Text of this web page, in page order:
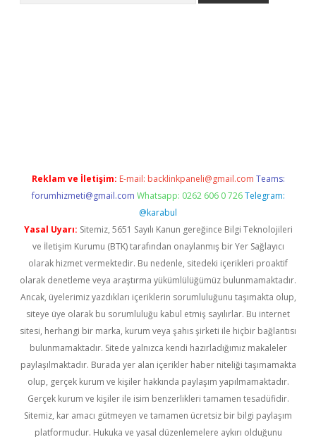
Reklam ve İletişim: E-mail: backlinkpaneli@gmail.com Teams:
forumhizmeti@gmail.com Whatsapp: 0262 606 0 726 Telegram:
@karabul
Yasal Uyarı: Sitemiz, 5651 Sayılı Kanun gereğince Bilgi Teknolojileri
ve İletişim Kurumu (BTK) tarafından onaylanmış bir Yer Sağlayıcı
olarak hizmet vermektedir. Bu nedenle, sitedeki içerikleri proaktif
olarak denetleme veya araştırma yükümlülüğümüz bulunmamaktadır.
Ancak, üyelerimiz yazdıkları içeriklerin sorumluluğunu taşımakta olup,
siteye üye olarak bu sorumluluğu kabul etmiş sayılırlar. Bu internet
sitesi, herhangi bir marka, kurum veya şahıs şirketi ile hiçbir bağlantısı
bulunmamaktadır. Sitede yalnızca kendi hazırladığımız makaleler
paylaşılmaktadır. Burada yer alan içerikler haber niteliği taşımamakta
olup, gerçek kurum ve kişiler hakkında paylaşım yapılmamaktadır.
Gerçek kurum ve kişiler ile isim benzerlikleri tamamen tesadüfidir.
Sitemiz, kar amacı gütmeyen ve tamamen ücretsiz bir bilgi paylaşım
platformudur. Hukuka ve yasal düzenlemelere aykırı olduğunu